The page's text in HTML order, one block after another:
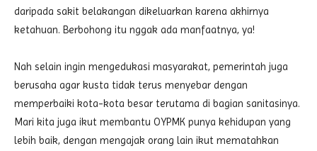
daripada sakit belakangan dikeluarkan karena akhirnya
ketahuan. Berbohong itu nggak ada manfaatnya, ya!
Nah selain ingin mengedukasi masyarakat, pemerintah juga
berusaha agar kusta tidak terus menyebar dengan
memperbaiki kota-kota besar terutama di bagian sanitasinya.
Mari kita juga ikut membantu OYPMK punya kehidupan yang
lebih baik, dengan mengajak orang lain ikut mematahkan